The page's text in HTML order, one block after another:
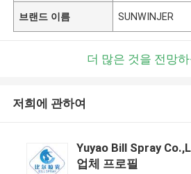
브랜드 이름 SUNWINJER
더 많은 것을 전망
저희에 관하여
Yuyao Bill Spray
업체 프로필